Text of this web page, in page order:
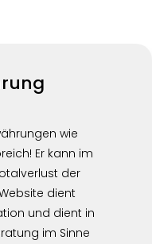
wie
Er kann im
der
dient
und dient in
im Sinne